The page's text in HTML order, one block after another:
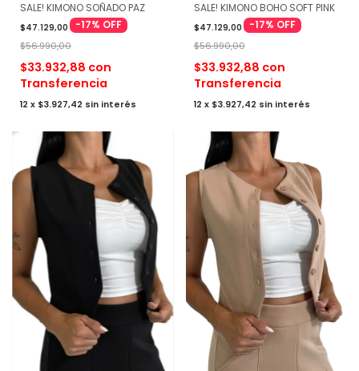
SALE! KIMONO SOÑADO PAZ
$47.129,00 -17% OFF
$56.990,00
$33.932,88 con
Transferencia
12 x $3.927,42 sin interés
SALE! KIMONO BOHO SOFT PINK
$47.129,00 -17% OFF
$56.990,00
$33.932,88 con
Transferencia
12 x $3.927,42 sin interés